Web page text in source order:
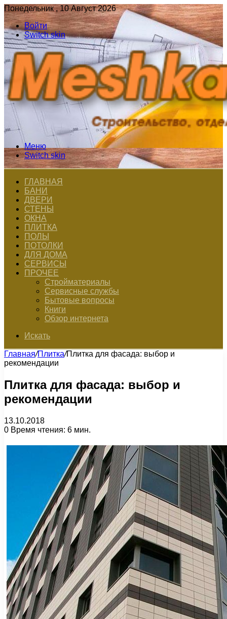
Понедельник , 10 Август 2026
Войти
Switch skin
Меню
Switch skin
ГЛАВНАЯ
БАНИ
ДВЕРИ
СТЕНЫ
ОКНА
ПЛИТКА
ПОЛЫ
ПОТОЛКИ
ДЛЯ ДОМА
СЕРВИСЫ
ПРОЧЕЕ
Стройматериалы
Сервисные службы
Бытовые вопросы
Книги
Обзор интернета
Искать
Главная/Плитка/Плитка для фасада: выбор и
рекомендации
Плитка для фасада: выбор и
рекомендации
13.10.2018
0 Время чтения: 6 мин.